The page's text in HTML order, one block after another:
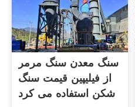
سنگ معدن سنگ مرمر
از فیلیپین قیمت سنگ
شکن استفاده می کرد